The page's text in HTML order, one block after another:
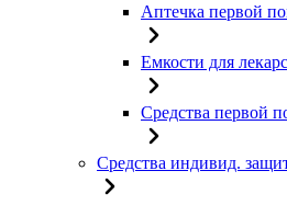
Аптечка первой
Емкости для
Средства первой
Средства индивид.